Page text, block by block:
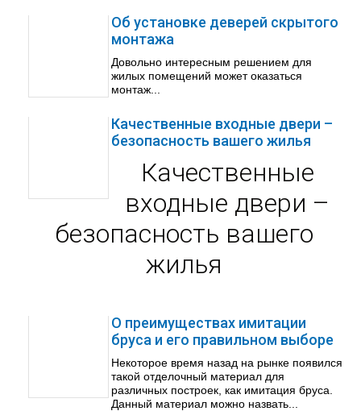
Об установке деверей скрытого
монтажа
Довольно интересным решением для
жилых помещений может оказаться
монтаж...
Качественные входные двери –
безопасность вашего жилья
Качественные
входные двери –
безопасность вашего
жилья
О преимуществах имитации
бруса и его правильном выборе
Некоторое время назад на рынке появился
такой отделочный материал для
различных построек, как имитация бруса.
Данный материал можно назвать...